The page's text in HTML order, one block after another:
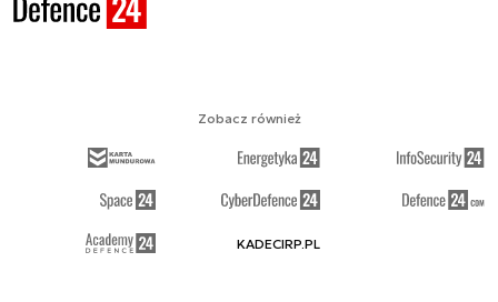
Zobacz również
KADECIRP.PL